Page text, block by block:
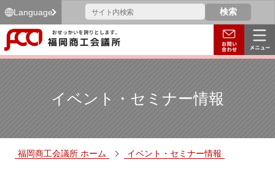
Language
イベント・セミナー情報
福岡商工会議所 ホーム イベント・セミナー情報